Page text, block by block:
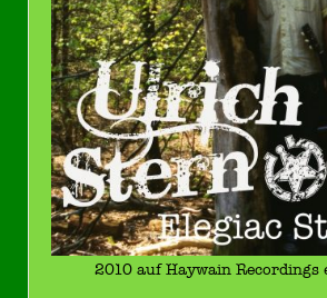
2010 auf Haywain Recordings